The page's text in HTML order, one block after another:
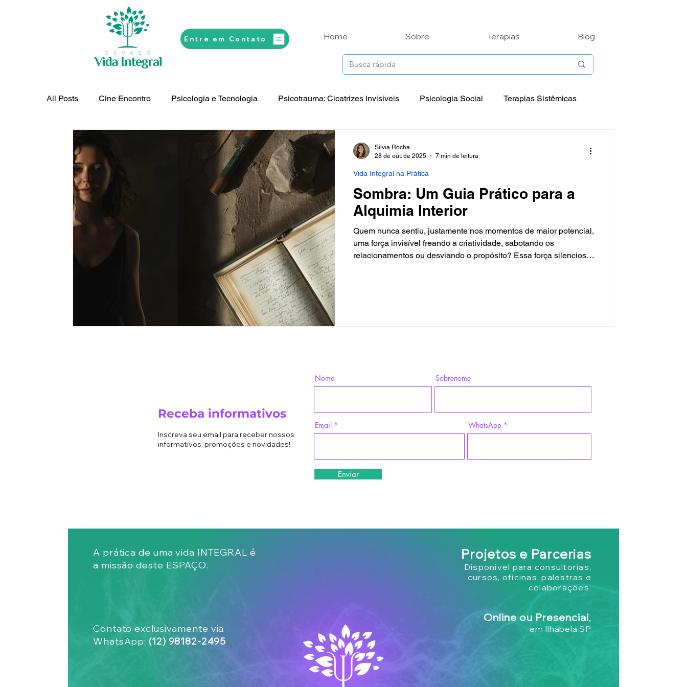
Home Sobre Terapias Blog
Entre em Contato
All Posts Cine Encontro Psicologia e Tecnologia Psicotrauma: Cicatrizes Invisíveis Psicologia Social Terapias Sistêmicas
Vida Integral na Prática Espiritualidade e Saúde
Psicossomática Reflexões Filosóficas Mitos, Lendas e Contos
Sombra: Um Guia Prático para a
Alquimia Interior
Quem nunca sentiu, justamente nos momentos de maior potencial,
uma força invisível freando a criatividade, sabotando os
relacionamentos ou desviando o propósito? Essa força silenciosa
Vida Integral na Prática
Silvia Rocha
28 de out. de 2025
7 min de leitura
Receba informativos
Inscreva seu email para receber nossos
informativos, promoções e novidades!
Nome Sobrenome
Email WhatsApp
Enviar
A prática de uma vida INTEGRAL é
a missão deste ESPAÇO.
Contato exclusivamente via
WhatsApp:(12) 98182-2495
Projetos e Parcerias
Disponível para consultorias,
cursos, oficinas, palestras e
colaborações.
Online ou Presencial,
em Ilhabela SP